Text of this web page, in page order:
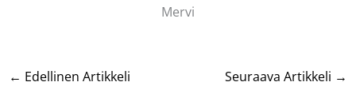
Mervi
← Edellinen Artikkeli Seuraava Artikkeli →